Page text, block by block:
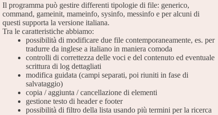
Il programma può gestire differenti tipologie di file: generico,
command, gameinit, mameinfo, sysinfo, messinfo e per alcuni di
questi supporta la versione italiana.
Tra le caratteristiche abbiamo:
possibilità di modificare due file contemporaneamente, es. per
tradurre da inglese a italiano in maniera comoda
controlli di correttezza delle voci e del contenuto ed eventuale
scrittura di log dettagliati
modifica guidata (campi separati, poi riuniti in fase di
salvataggio)
copia / aggiunta / cancellazione di elementi
gestione testo di header e footer
possibilità di filtro della lista usando più termini per la ricerca